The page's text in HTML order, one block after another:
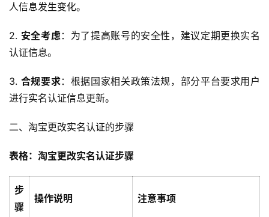
人信息发生变化。
2. 安全考虑：为了提高账号的安全性，建议定期更换实名
认证信息。
3. 合规要求：根据国家相关政策法规，部分平台要求用户
进行实名认证信息更新。
二、淘宝更改实名认证的步骤
表格：淘宝更改实名认证步骤
步
骤
操作说明 注意事项